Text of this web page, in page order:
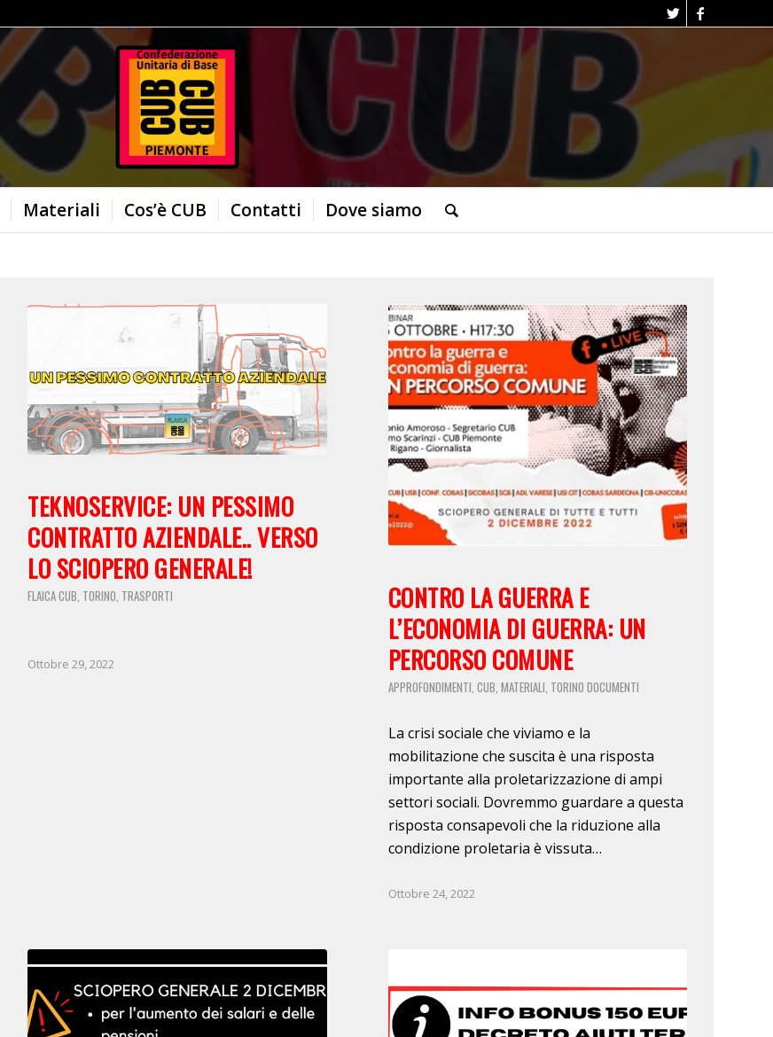
Materiali Cos’è CUB Contatti Dove siamo
TEKNOSERVICE: UN PESSIMO
CONTRATTO AZIENDALE.. VERSO
LO SCIOPERO GENERALE!
FLAICA CUB, TORINO, TRASPORTI
Ottobre 29, 2022
CONTRO LA GUERRA E
L’ECONOMIA DI GUERRA: UN
PERCORSO COMUNE
APPROFONDIMENTI CUB MATERIALI TORINO DOCUMENTI
La crisi sociale che viviamo e la
mobilitazione che suscita è una risposta
importante alla proletarizzazione di ampi
settori sociali. Dovremmo guardare a questa
risposta consapevoli che la riduzione alla
condizione proletaria è vissuta…
Ottobre 24, 2022